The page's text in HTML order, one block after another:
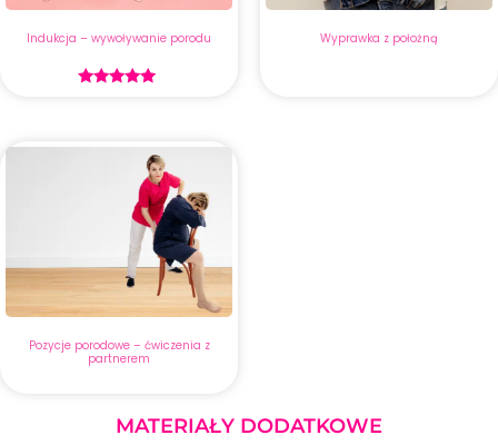
Indukcja – wywoływanie porodu Wyprawka z położną
Pozycje porodowe – ćwiczenia z
partnerem
MATERIAŁY DODATKOWE